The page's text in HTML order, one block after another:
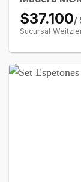
$37.100/
Sucursal